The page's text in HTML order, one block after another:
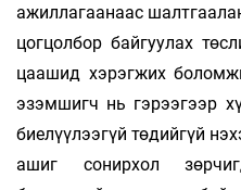
ажиллагаанаас
цогцолбор байгуулах
цаашид хэрэгжих
эзэмшигч нь гэрээгээр
биелүүлээгүй төдийгүй
ашиг сонирхол